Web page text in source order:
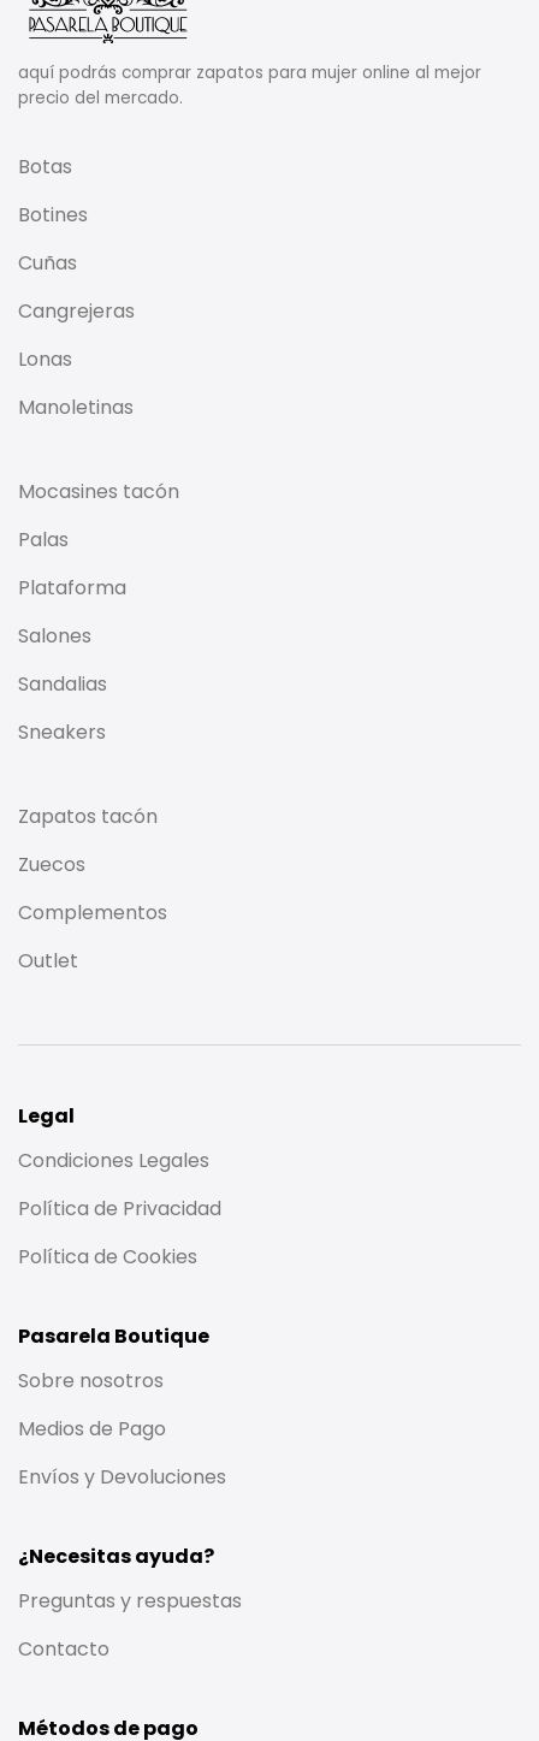
aquí podrás comprar zapatos para mujer online al mejor
precio del mercado.
Botas
Botines
Cuñas
Cangrejeras
Lonas
Manoletinas
Mocasines tacón
Palas
Plataforma
Salones
Sandalias
Sneakers
Zapatos tacón
Zuecos
Complementos
Outlet
Legal
Condiciones Legales
Política de Privacidad
Política de Cookies
Pasarela Boutique
Sobre nosotros
Medios de Pago
Envíos y Devoluciones
¿Necesitas ayuda?
Preguntas y respuestas
Contacto
Métodos de pago